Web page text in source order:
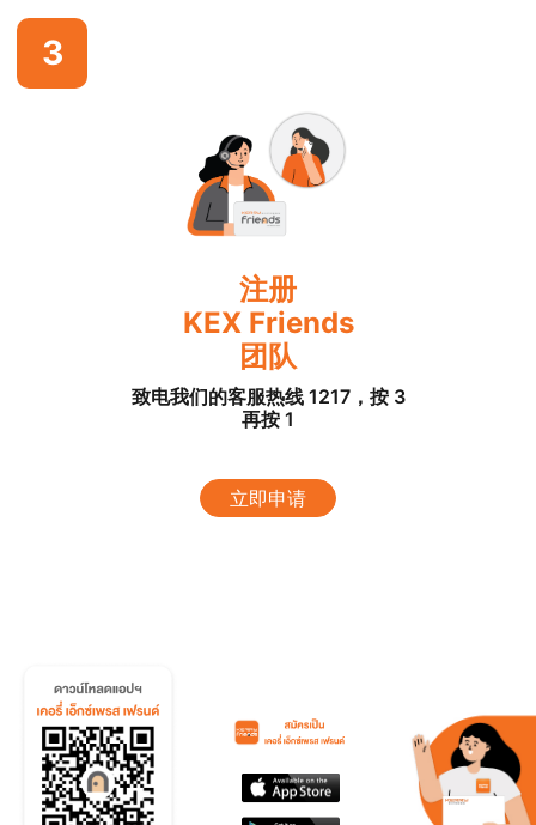
3
注册
KEX Friends
团队
致电我们的客服热线 1217，按 3
再按 1
立即申请